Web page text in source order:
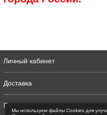
Личный кабинет
Доставка
Полная версия
Мы используем файлы Сookies для